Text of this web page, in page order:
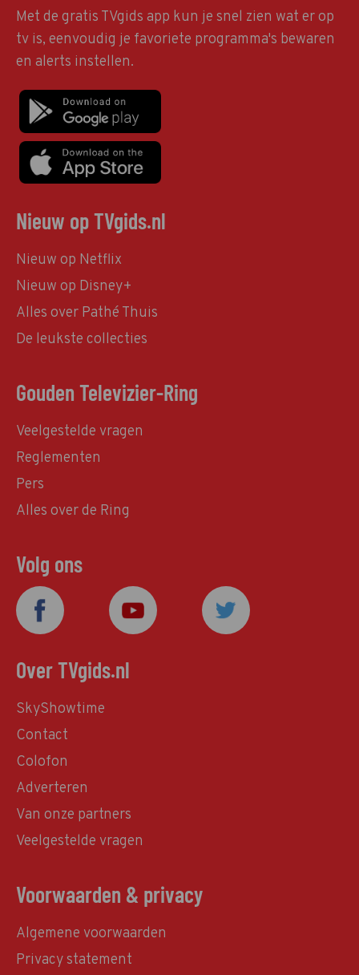
Met de gratis TVgids app kun je snel zien wat er op
tv is, eenvoudig je favoriete programma's bewaren
en alerts instellen.
Nieuw op TVgids.nl
Nieuw op Netflix
Nieuw op Disney+
Alles over Pathé Thuis
De leukste collecties
Gouden Televizier-Ring
Veelgestelde vragen
Reglementen
Pers
Alles over de Ring
Volg ons
Over TVgids.nl
SkyShowtime
Contact
Colofon
Adverteren
Van onze partners
Veelgestelde vragen
Voorwaarden & privacy
Algemene voorwaarden
Privacy statement